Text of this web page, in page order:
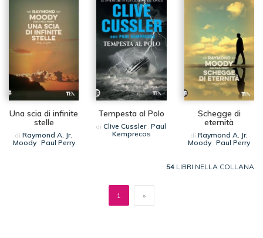
Una scia di infinite
stelle
diRaymond A. Jr.
Moody, Paul Perry
Tempesta al Polo
diClive Cussler,Paul
Kemprecos
Schegge di
eternità
di Raymond A. Jr.
Moody,Paul Perry
54 LIBRI NELLA COLLANA
»
1